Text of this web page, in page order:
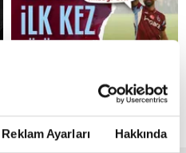
Reklam Ayarları Hakkında